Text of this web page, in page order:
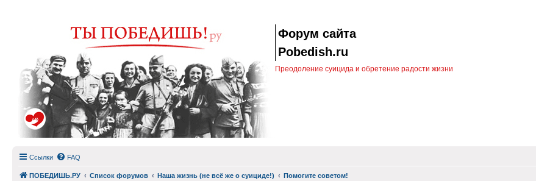
Форум сайта
Pobedish.ru
Преодоление суицида и обретение радости жизни
Ссылки FAQ
ПОБЕДИШЬ.РУ Список форумов Наша жизнь (не всё же о суициде!) Помогите советом!